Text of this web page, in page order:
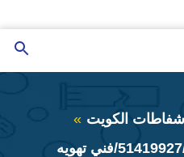
الكويت
تهويه مركزيه مطابخ/51419927/فني تهويه